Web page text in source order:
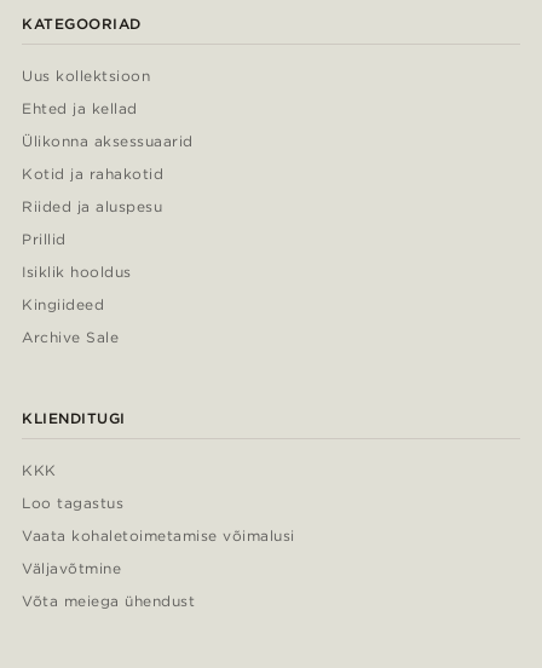
KATEGOORIAD
Uus kollektsioon
Ehted ja kellad
Ülikonna aksessuaarid
Kotid ja rahakotid
Riided ja aluspesu
Prillid
Isiklik hooldus
Kingiideed
Archive Sale
KLIENDITUGI
KKK
Loo tagastus
Vaata kohaletoimetamise võimalusi
Väljavõtmine
Võta meiega ühendust